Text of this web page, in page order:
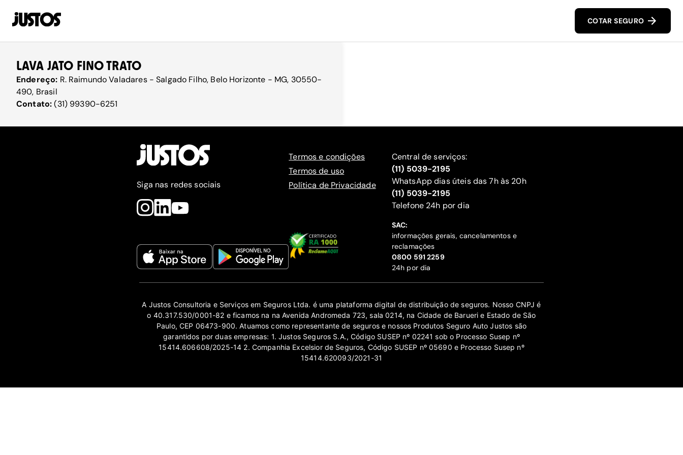
COTAR SEGURO
LAVA JATO FINO TRATO
Endereço: R. Raimundo Valadares - Salgado Filho, Belo Horizonte - MG, 30550-
490, Brasil
Contato:(31) 99390-6251
Siga nas redes sociais
Termos e condições
Termos de uso
Política de Privacidade
Central de serviços:
(11) 5039-2195
WhatsApp dias úteis das 7h às 20h
(11) 5039-2195
‍Telefone 24h por dia
SAC:
informações gerais, cancelamentos e
reclamações
‍0800 591 2259
24h por dia
A Justos Consultoria e Serviços em Seguros Ltda. é uma plataforma digital de distribuição de seguros. Nosso CNPJ é
o 40.317.530/0001-82 e ficamos na na Avenida Andromeda 723, sala 0214, na Cidade de Barueri e Estado de São
Paulo, CEP 06473-900. Atuamos como representante de seguros e nossos Produtos Seguro Auto Justos são
garantidos por duas empresas: 1. Justos Seguros S.A., Código SUSEP nº 02241 sob o Processo Susep nº
15414.606608/2025-14 2. Companhia Excelsior de Seguros, Código SUSEP nº 05690 e Processo Susep nº
15414.620093/2021-31